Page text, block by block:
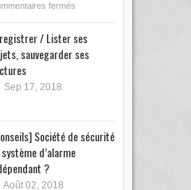
fermés
/ Lister ses
sauvegarder ses
Sep 17, 2018
Société de sécurité
d’alarme
?
Août 02, 2018